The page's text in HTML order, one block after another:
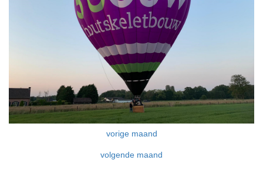
vorige maand
volgende maand